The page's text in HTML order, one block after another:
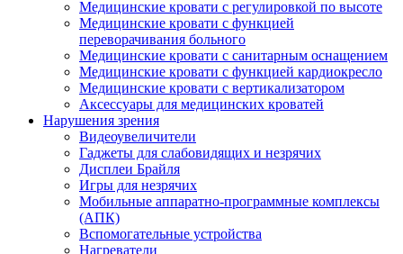
Медицинские кровати с регулировкой по высоте
Медицинские кровати с функцией
переворачивания больного
Медицинские кровати с санитарным оснащением
Медицинские кровати с функцией кардиокресло
Медицинские кровати с вертикализатором
Аксессуары для медицинских кроватей
Нарушения зрения
Видеоувеличители
Гаджеты для слабовидящих и незрячих
Дисплеи Брайля
Игры для незрячих
Мобильные аппаратно-программные комплексы
(АПК)
Вспомогательные устройства
Нагреватели